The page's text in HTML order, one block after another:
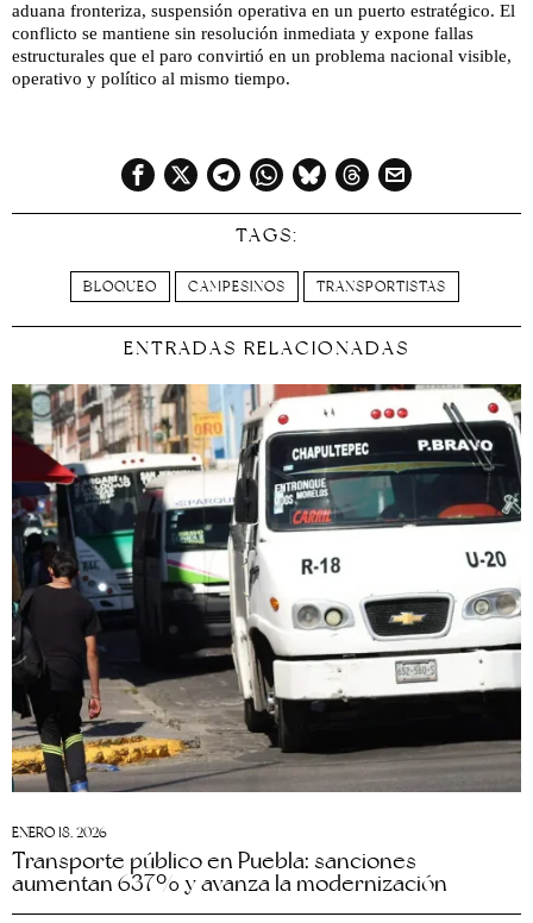
aduana fronteriza, suspensión operativa en un puerto estratégico. El
conflicto se mantiene sin resolución inmediata y expone fallas
estructurales que el paro convirtió en un problema nacional visible,
operativo y político al mismo tiempo.
TAGS:
BLOQUEO CAMPESINOS TRANSPORTISTAS
ENTRADAS RELACIONADAS
ENERO 18, 2026
Transporte público en Puebla: sanciones
aumentan 637% y avanza la modernización